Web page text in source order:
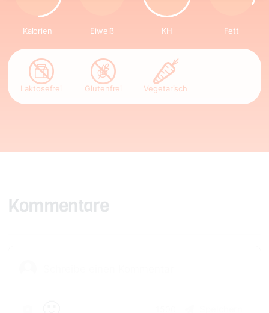
Kalorien Eiweiß KH Fett
Laktosefrei Glutenfrei Vegetarisch
Kommentare